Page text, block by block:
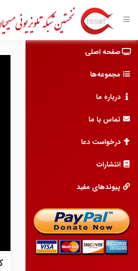
صفحه اصلی
مجموعه‌ها
درباره ما
تماس با ما
درخواست دعا
انتشارات
پیوندهای مفید